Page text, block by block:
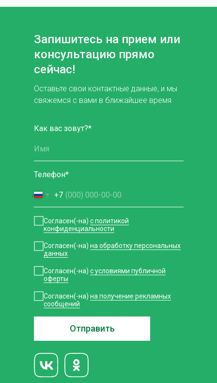
Запишитесь на прием или
консультацию прямо
сейчас!
Как вас зовут?*
Телефон*
+7
Согласен(-на) с политикой
конфиденциальности
Согласен(-на) на обработку персональных
данных
Согласен(-на) с условиями публичной
оферты
Согласен(-на) на получение рекламных
сообщений
Отправить
Оставьте свои контактные данные, и мы
свяжемся с вами в ближайшее время